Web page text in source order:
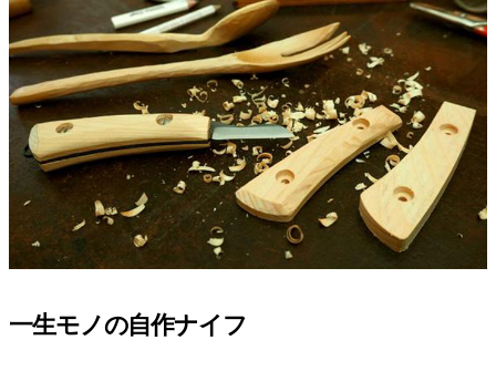
一生モノの自作ナイフ